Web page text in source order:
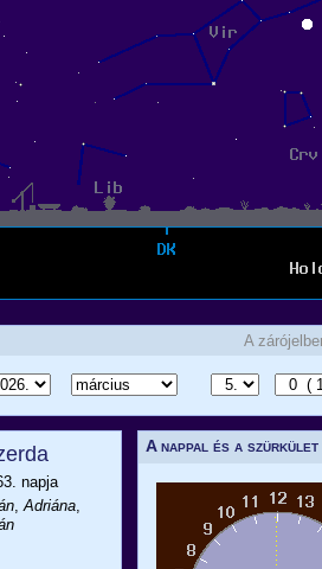
A
napja
,Adriána,
A nappal és a szürkület